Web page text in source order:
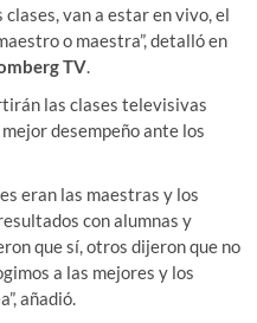
van a estar en vivo, el
o maestra”, detalló en
TV.
las clases televisivas
desempeño ante los
eran las maestras y los
con alumnas y
que sí, otros dijeron que no
a las mejores y los
añadió.